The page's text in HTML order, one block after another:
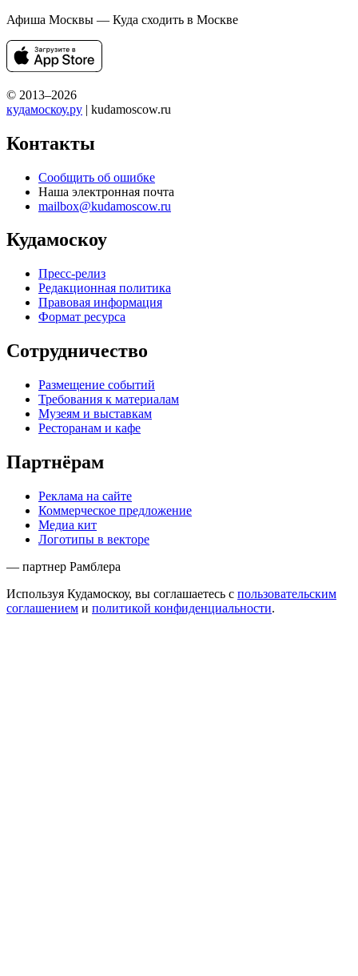
Афиша Москвы — Куда сходить в Москве
© 2013–2026
кудамоскоу.ру | kudamoscow.ru
Контакты
Сообщить об ошибке
Наша электронная почта
mailbox@kudamoscow.ru
Кудамоскоу
Пресс-релиз
Редакционная политика
Правовая информация
Формат ресурса
Сотрудничество
Размещение событий
Требования к материалам
Музеям и выставкам
Ресторанам и кафе
Партнёрам
Реклама на сайте
Коммерческое предложение
Медиа кит
Логотипы в векторе
— партнер Рамблера
Используя Кудамоскоу, вы соглашаетесь с пользовательским
соглашением и политикой конфиденциальности.